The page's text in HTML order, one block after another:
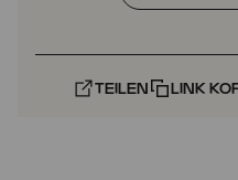
TEILEN LINK